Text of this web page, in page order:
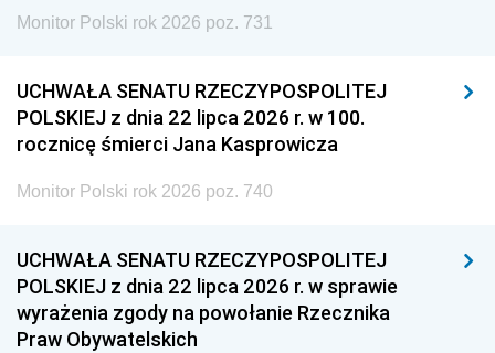
Monitor Polski rok 2026 poz. 731
UCHWAŁA SENATU RZECZYPOSPOLITEJ
POLSKIEJ z dnia 22 lipca 2026 r. w 100.
rocznicę śmierci Jana Kasprowicza
Monitor Polski rok 2026 poz. 740
UCHWAŁA SENATU RZECZYPOSPOLITEJ
POLSKIEJ z dnia 22 lipca 2026 r. w sprawie
wyrażenia zgody na powołanie Rzecznika
Praw Obywatelskich